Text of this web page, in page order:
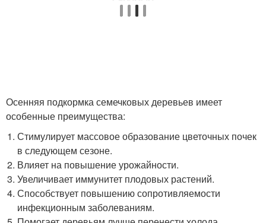
Осенняя подкормка семечковых деревьев имеет
особенные преимущества:
Стимулирует массовое образование цветочных почек
в следующем сезоне.
Влияет на повышение урожайности.
Увеличивает иммунитет плодовых растений.
Способствует повышению сопротивляемости
инфекционным заболеваниям.